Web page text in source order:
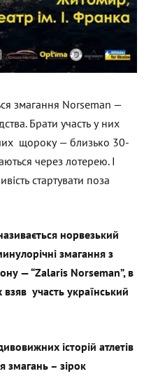
змагання Norseman —
Брати участь у них
щороку — близько 30-
через лотерею. І
стартувати поза
норвезький
змагання з
— “Zalaris Norseman”, в
участь український
історій атлетів
змагань – зірок